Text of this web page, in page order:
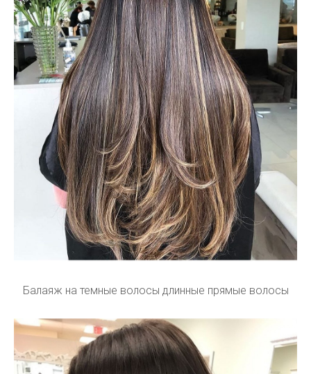
Балаяж на темные волосы длинные прямые волосы